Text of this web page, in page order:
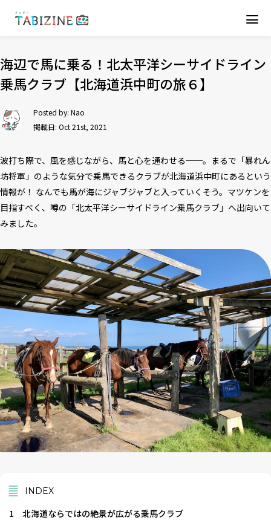
海辺で馬に乗る！北太平洋シーサイドライン
乗馬クラブ【北海道浜中町の旅６】
Posted by: Nao
掲載日: Oct 21st, 2021
波打ち際で、風を感じながら、馬と心を通わせる──。まるで「暴れん
坊将軍」のような気分で乗馬できるクラブが北海道浜中町にあるという
情報が！ なんでも馬が海にジャブジャブと入っていくそう。マツケンを
目指すべく、噂の「北太平洋シーサイドライン乗馬クラブ」へ出向いて
みました。
INDEX
1
北海道ならではの絶景が広がる乗馬クラブ